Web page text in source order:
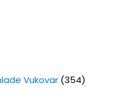
Vukovar (354)